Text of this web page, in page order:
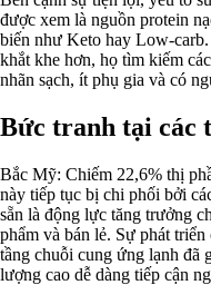
được xem là nguồn protein
biến như Keto hay Low-
khắt khe hơn, họ tìm kiếm
nhãn sạch, ít phụ gia và có
Bức tranh tại các
Bắc Mỹ: Chiếm 22,6% thị
này tiếp tục bị chi phối bởi
sẵn là động lực tăng trưởng
phẩm và bán lẻ. Sự phát
tầng chuỗi cung ứng lạnh đã
lượng cao dễ dàng tiếp cận